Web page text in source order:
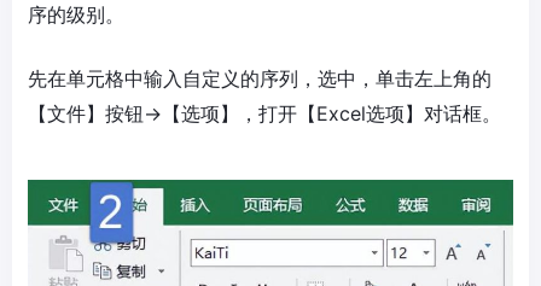
序的级别。
先在单元格中输入自定义的序列，选中，单击左上角的
【文件】按钮→【选项】，打开【Excel选项】对话框。